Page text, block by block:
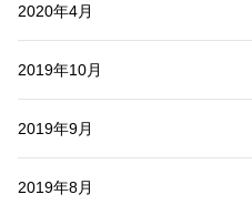
2020年4月
2019年10月
2019年9月
2019年8月